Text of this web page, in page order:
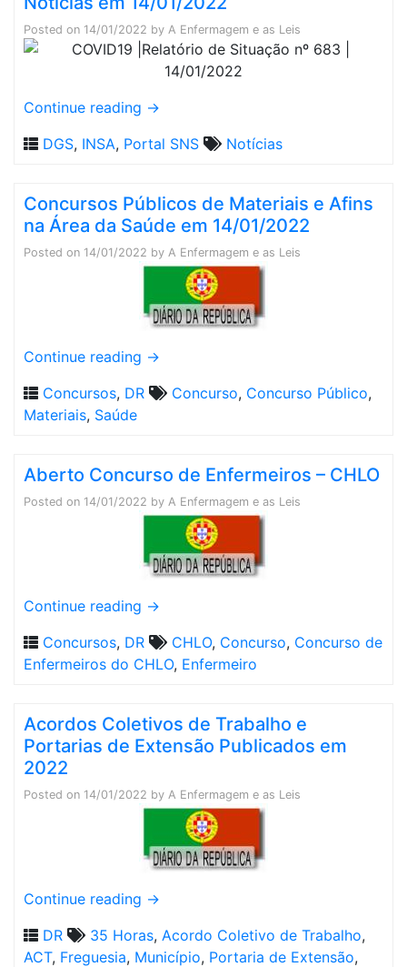
Posted on 14/01/2022 by A Enfermagem e as Leis
Continue reading →
DGS, INSA, Portal SNS Notícias
Concursos Públicos de Materiais e Afins
na Área da Saúde em 14/01/2022
Posted on 14/01/2022 by A Enfermagem e as Leis
Continue reading →
Concursos, DR Concurso, Concurso Público,
Materiais, Saúde
Aberto Concurso de Enfermeiros – CHLO
Posted on 14/01/2022 by A Enfermagem e as Leis
Continue reading →
Concursos, DR CHLO, Concurso, Concurso de
Enfermeiros do CHLO, Enfermeiro
Acordos Coletivos de Trabalho e
Portarias de Extensão Publicados em
2022
Posted on 14/01/2022 by A Enfermagem e as Leis
Continue reading →
DR
35 Horas, Acordo Coletivo de Trabalho,
ACT, Freguesia, Município, Portaria de Extensão,